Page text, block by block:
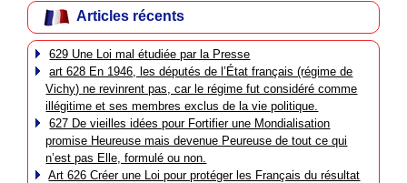
Articles récents
629 Une Loi mal étudiée par la Presse
art 628 En 1946, les députés de l’État français (régime de
Vichy) ne revinrent pas, car le régime fut considéré comme
illégitime et ses membres exclus de la vie politique.
627 De vieilles idées pour Fortifier une Mondialisation
promise Heureuse mais devenue Peureuse de tout ce qui
n’est pas Elle, formulé ou non.
Art 626 Créer une Loi pour protéger les Français du résultat